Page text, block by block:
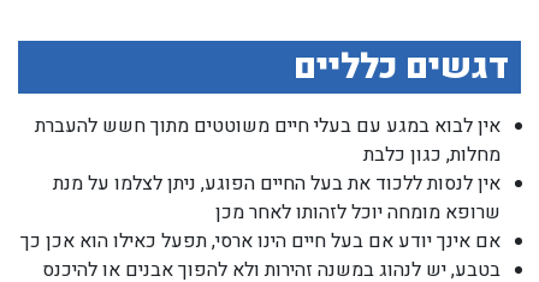
דגשים כלליים
אין לבוא במגע עם בעלי חיים משוטטים מתוך חשש להעברת
מחלות, כגון כלבת
אין לנסות ללכוד את בעל החיים הפוגע, ניתן לצלמו על מנת
שרופא מומחה יוכל לזהותו לאחר מכן
אם אינך יודע אם בעל חיים הינו ארסי, תפעל כאילו הוא אכן כך
בטבע, יש לנהוג במשנה זהירות ולא להפוך אבנים או להיכנס